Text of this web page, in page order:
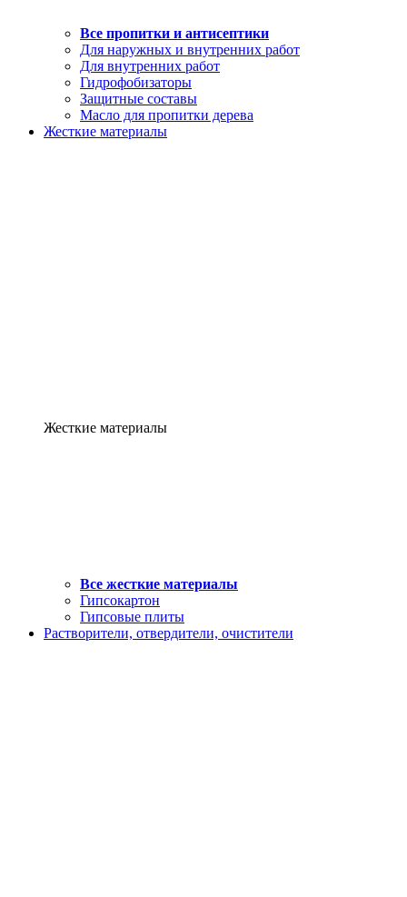
Все пропитки и антисептики
Для наружных и внутренних работ
Для внутренних работ
Гидрофобизаторы
Защитные составы
Масло для пропитки дерева
Жесткие материалы
Жесткие материалы
Все жесткие материалы
Гипсокартон
Гипсовые плиты
Растворители, отвердители, очистители